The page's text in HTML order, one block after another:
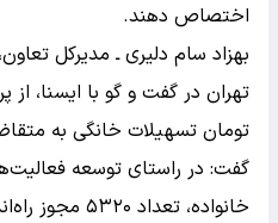
اختصاص دهند.
بهزاد سام دلیری ـ مدیرکل
تومان تسهیلات خانگی به
گفت: در راستای توسعه
خانواده،